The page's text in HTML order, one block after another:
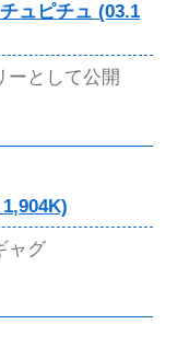
ュピチュ (03.1
ーとして公開
ャグ